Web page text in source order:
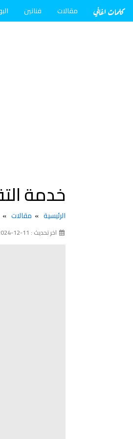
كلمات اغاني مقالات فنانين
خدمة
الرئيسية مقالات
اخر تحديث : 11-12-2024